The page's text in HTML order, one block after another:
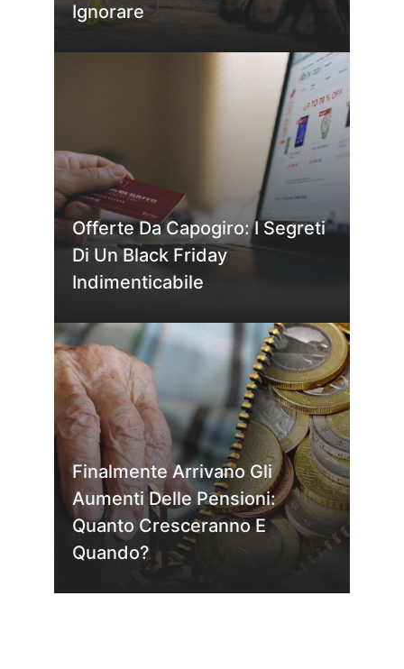
Ignorare
Offerte Da Capogiro: I Segreti
Di Un Black Friday
Indimenticabile
Finalmente Arrivano Gli
Aumenti Delle Pensioni:
Quanto Cresceranno E
Quando?